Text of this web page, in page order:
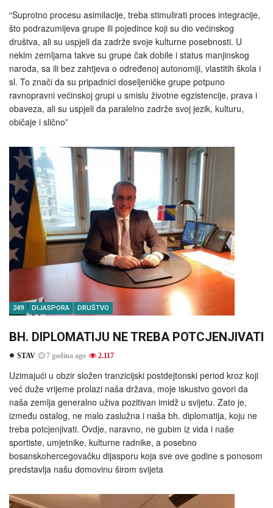
“Suprotno procesu asimilacije, treba stimulirati proces integracije,
što podrazumijeva grupe ili pojedince koji su dio većinskog
društva, ali su uspjeli da zadrže svoje kulturne posebnosti. U
nekim zemljama takve su grupe čak dobile i status manjinskog
naroda, sa ili bez zahtjeva o određenoj autonomiji, vlastitih škola i
sl. To znači da su pripadnici doseljeničke grupe potpuno
ravnopravni većinskoj grupi u smislu životne egzistencije, prava i
obaveza, ali su uspjeli da paralelno zadrže svoj jezik, kulturu,
običaje i slično”
249 DIJASPORA DRUŠTVO
BH. DIPLOMATIJU NE TREBA POTCJENJIVATI
STAV 7 godina ago 2.117
Uzimajući u obzir složen tranzicijski postdejtonski period kroz koji
već duže vrijeme prolazi naša država, moje iskustvo govori da
naša zemlja generalno uživa pozitivan imidž u svijetu. Zato je,
između ostalog, ne malo zaslužna i naša bh. diplomatija, koju ne
treba potcjenjivati. Ovdje, naravno, ne gubim iz vida i naše
sportiste, umjetnike, kulturne radnike, a posebno
bosanskohercegovačku dijasporu koja sve ove godine s ponosom
predstavlja našu domovinu širom svijeta